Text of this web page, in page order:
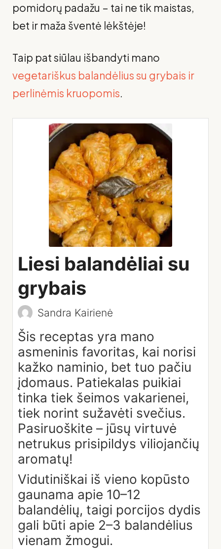
pomidorų padažu – tai ne tik maistas,
bet ir maža šventė lėkštėje!
Taip pat siūlau išbandyti mano
vegetariškus balandėlius su grybais ir
perlinėmis kruopomis.
Liesi balandėliai su
grybais
Sandra Kairienė
Šis receptas yra mano
asmeninis favoritas, kai norisi
kažko naminio, bet tuo pačiu
įdomaus. Patiekalas puikiai
tinka tiek šeimos vakarienei,
tiek norint sužavėti svečius.
Pasiruoškite – jūsų virtuvė
netrukus prisipildys viliojančių
aromatų!
Vidutiniškai iš vieno kopūsto
gaunama apie 10–12
balandėlių, taigi porcijos dydis
gali būti apie 2–3 balandėlius
vienam žmogui.